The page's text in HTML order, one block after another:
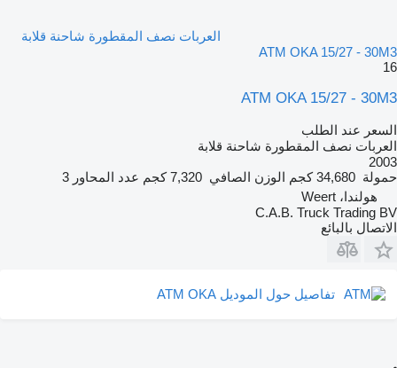
العربات نصف المقطورة شاحنة قلابة
ATM OKA 15/27 - 30M3
16
ATM OKA 15/27 - 30M3
السعر عند الطلب
العربات نصف المقطورة شاحنة قلابة
2003
حمولة 34,680 كجم الوزن الصافي 7,320 كجم عدد المحاور 3
هولندا، Weert
C.A.B. Truck Trading BV
الاتصال بالبائع
تفاصيل حول الموديل ATM OKA